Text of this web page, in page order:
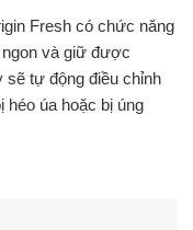
Fresh có chức năng
và giữ được
sẽ tự động điều chỉnh
héo úa hoặc bị úng